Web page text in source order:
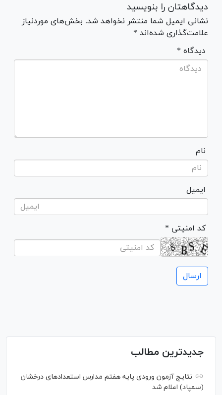
دیدگاهتان را بنویسید
نشانی ایمیل شما منتشر نخواهد شد. بخش‌های موردنیاز
علامت‌گذاری شده‌اند *
* دیدگاه
نام
ایمیل
* کد امنیتی
جدیدترین مطالب
نتایج آزمون ورودی پایه هفتم مدارس استعدادهای درخشان
(سمپاد) اعلام شد